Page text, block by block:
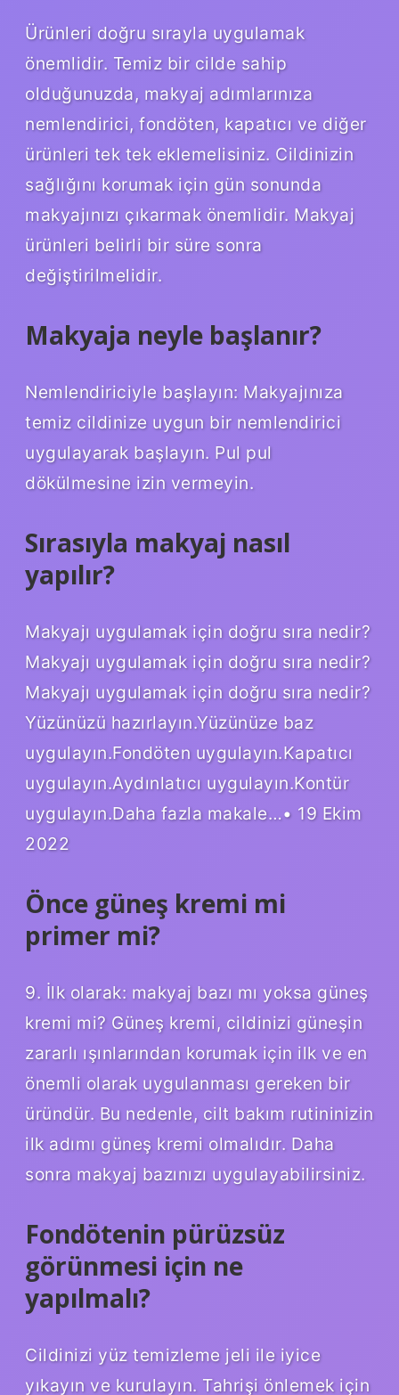
Ürünleri doğru sırayla uygulamak
önemlidir. Temiz bir cilde sahip
olduğunuzda, makyaj adımlarınıza
nemlendirici, fondöten, kapatıcı ve diğer
ürünleri tek tek eklemelisiniz. Cildinizin
sağlığını korumak için gün sonunda
makyajınızı çıkarmak önemlidir. Makyaj
ürünleri belirli bir süre sonra
değiştirilmelidir.
Makyaja neyle başlanır?
Nemlendiriciyle başlayın: Makyajınıza
temiz cildinize uygun bir nemlendirici
uygulayarak başlayın. Pul pul
dökülmesine izin vermeyin.
Sırasıyla makyaj nasıl
yapılır?
Makyajı uygulamak için doğru sıra nedir?
Makyajı uygulamak için doğru sıra nedir?
Makyajı uygulamak için doğru sıra nedir?
Yüzünüzü hazırlayın.Yüzünüze baz
uygulayın.Fondöten uygulayın.Kapatıcı
uygulayın.Aydınlatıcı uygulayın.Kontür
uygulayın.Daha fazla makale…• 19 Ekim
2022
Önce güneş kremi mi
primer mi?
9. İlk olarak: makyaj bazı mı yoksa güneş
kremi mi? Güneş kremi, cildinizi güneşin
zararlı ışınlarından korumak için ilk ve en
önemli olarak uygulanması gereken bir
üründür. Bu nedenle, cilt bakım rutininizin
ilk adımı güneş kremi olmalıdır. Daha
sonra makyaj bazınızı uygulayabilirsiniz.
Fondötenin pürüzsüz
görünmesi için ne
yapılmalı?
Cildinizi yüz temizleme jeli ile iyice
yıkayın ve kurulayın. Tahrişi önlemek için